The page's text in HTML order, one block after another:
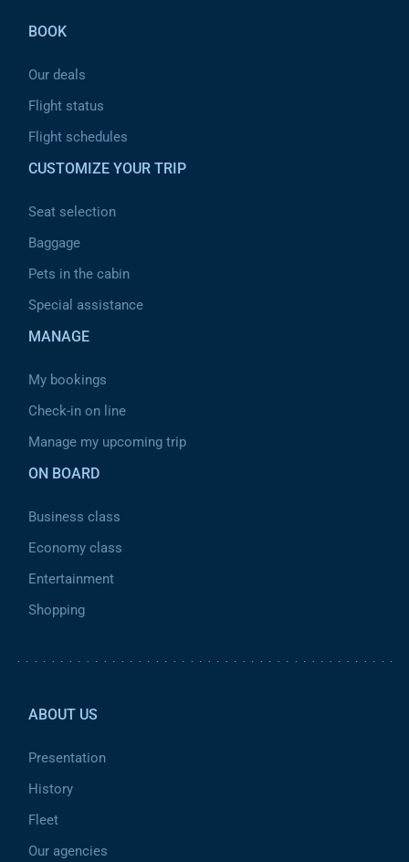
BOOK
Our deals
Flight status
Flight schedules
CUSTOMIZE YOUR TRIP
Seat selection
Baggage
Pets in the cabin
Special assistance
MANAGE
My bookings
Check-in on line
Manage my upcoming trip
ON BOARD
Business class
Economy class
Entertainment
Shopping
ABOUT US
Presentation
History
Fleet
Our agencies